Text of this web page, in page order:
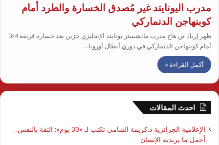
مدرب اليونايتد غير مُصدق الخسارة والطرد أمام
كوبنهاجن الدنماركي
ظهر إريك تن هاج مدرب مانشستر يونايتد الإنجليزي حزين بعد خسارة فريقه 3/4
أمام كوبنهاجن الدنماركي في دوري أبطال أوروبا…
أكمل القراءة »
احدث المقالات
الإعلامية الجزائرية د.كريمة الشامي تكتب لـ «30 يوم»: الثقة بالنفس…
أجمل ما يرتديه الإنسان